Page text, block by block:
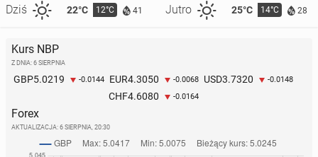
Dziś 22°C 12°C 41 Jutro 25°C 14°C 28
Kurs NBP
Z DNIA: 6 SIERPNIA
GBP5.0219 -0.0144 EUR4.3050 -0.0068 USD3.7320 -0.0148
CHF4.6080 -0.0164
Forex
AKTUALIZACJA: 6 SIERPNIA, 20:30